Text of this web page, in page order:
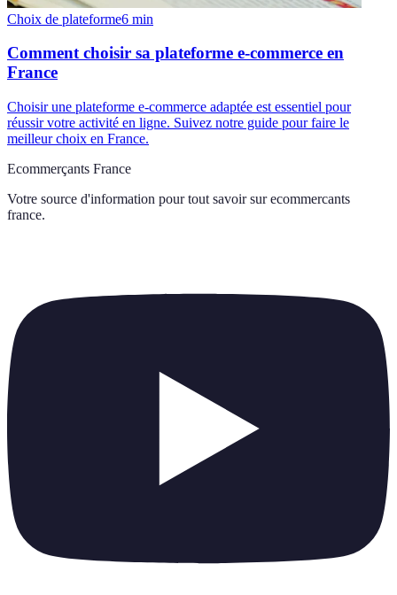
Choix de plateforme6 min
Comment choisir sa plateforme e-commerce en
France
Choisir une plateforme e-commerce adaptée est essentiel pour
réussir votre activité en ligne. Suivez notre guide pour faire le
meilleur choix en France.
Ecommerçants France
Votre source d'information pour tout savoir sur ecommercants
france.